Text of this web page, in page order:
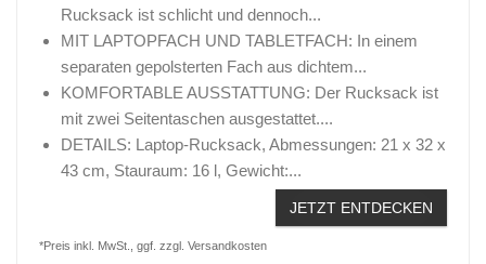
Rucksack ist schlicht und dennoch...
MIT LAPTOPFACH UND TABLETFACH: In einem
separaten gepolsterten Fach aus dichtem...
KOMFORTABLE AUSSTATTUNG: Der Rucksack ist
mit zwei Seitentaschen ausgestattet....
DETAILS: Laptop-Rucksack, Abmessungen: 21 x 32 x
43 cm, Stauraum: 16 l, Gewicht:...
JETZT ENTDECKEN
*Preis inkl. MwSt., ggf. zzgl. Versandkosten